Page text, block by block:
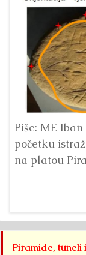
Piše: ME
početku
na platou
Piramide, tuneli